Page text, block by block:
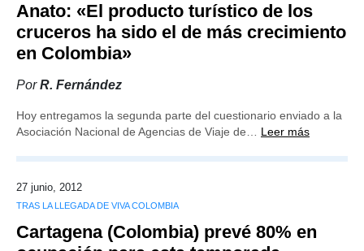
Anato: «El producto turístico de los
cruceros ha sido el de más crecimiento
en Colombia»
PorR. Fernández
Hoy entregamos la segunda parte del cuestionario enviado a la
Asociación Nacional de Agencias de Viaje de… Leer más
27 junio, 2012
TRAS LA LLEGADA DE VIVA COLOMBIA
Cartagena (Colombia) prevé 80% en